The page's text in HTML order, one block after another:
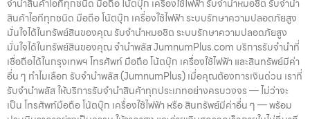
จำนำสินค้าไอทีทุกชนิด มือถือ โน้ตบุ๊ก เครื่องใช้ไฟฟ้า รับจำนำหมอชิต รับจำนำ
สินค้าไอทีทุกชนิด มือถือ โน้ตบุ๊ก เครื่องใช้ไฟฟ้า ระบบรักษาความปลอดภัยสูง
มั่นใจได้ในทรัพย์สินของคุณ รับจำนำหมอชิต ระบบรักษาความปลอดภัยสูง
มั่นใจได้ในทรัพย์สินของคุณ จำนำพลัส JumnumPlus.com บริการรับจำนำที่
เชื่อถือได้ในกรุงเทพฯ โทรศัพท์ มือถือ โน้ตบุ๊ก เครื่องใช้ไฟฟ้า และสินทรัพย์มีค่า
อื่น ๆ ทำไมเลือก รับจำนำพลัส (JumnumPlus) เมื่อคุณต้องการเงินด่วน เราที่
รับจำนำพลัส ให้บริการรับจำนำสินค้าทุกประเภทอย่างครบวงจร — ไม่ว่าจะ
เป็น โทรศัพท์มือถือ โน้ตบุ๊ก เครื่องใช้ไฟฟ้า หรือ สินทรัพย์มีค่าอื่น ๆ — พร้อม